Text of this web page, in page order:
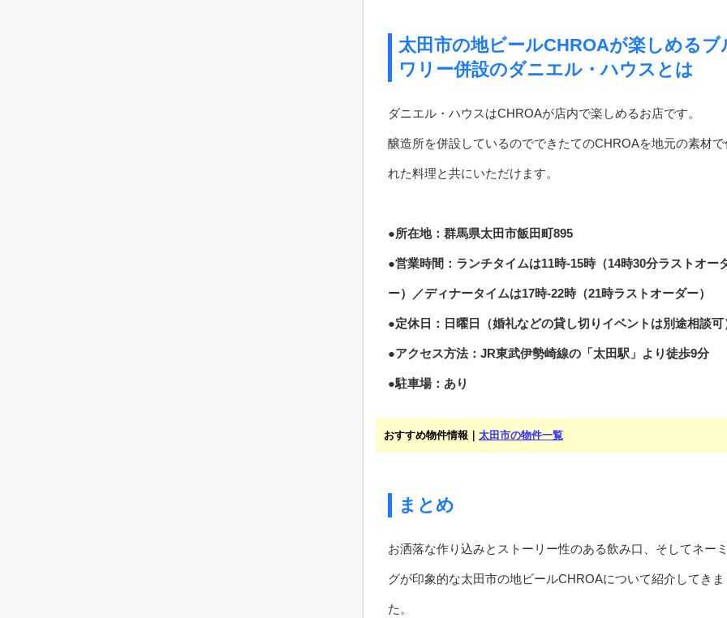
太田市の地ビールCHROAが楽しめるブ
ワリー併設のダニエル・ハウスとは
ダニエル・ハウスはCHROAが店内で楽しめるお店です。
醸造所を併設しているのでできたてのCHROAを地元の素材で
れた料理と共にいただけます。
●所在地：群馬県太田市飯田町895
●営業時間：ランチタイムは11時-15時（14時30分ラストオー
ー）／ディナータイムは17時-22時（21時ラストオーダー）
●定休日：日曜日（婚礼などの貸し切りイベントは別途相談可
●アクセス方法：JR東武伊勢崎線の「太田駅」より徒歩9分
●駐車場：あり
おすすめ物件情報｜ 太田市の物件一覧
まとめ
お洒落な作り込みとストーリー性のある飲み口、そしてネー
グが印象的な太田市の地ビールCHROAについて紹介してきま
た。